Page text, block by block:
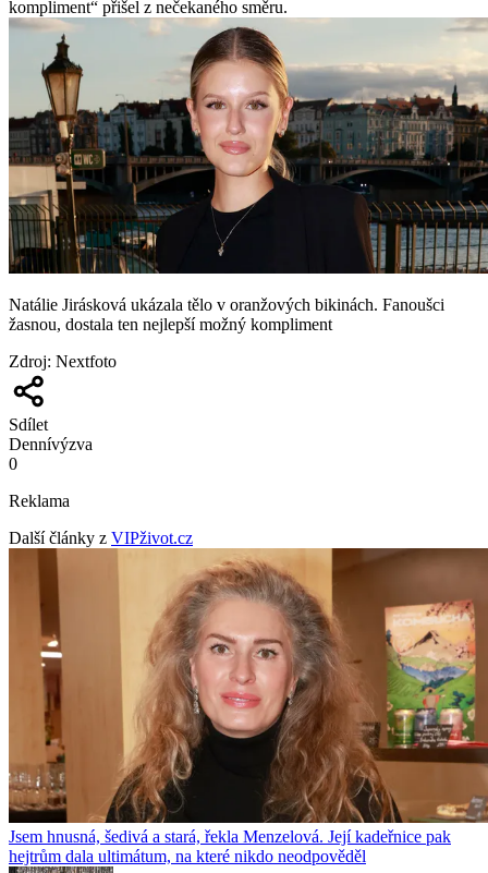
kompliment“ přišel z nečekaného směru.
Natálie Jirásková ukázala tělo v oranžových bikinách. Fanoušci
žasnou, dostala ten nejlepší možný kompliment
Zdroj: Nextfoto
Sdílet
Dennívýzva
0
Reklama
Další články z VIPživot.cz
Jsem hnusná, šedivá a stará, řekla Menzelová. Její kadeřnice pak
hejtrům dala ultimátum, na které nikdo neodpověděl